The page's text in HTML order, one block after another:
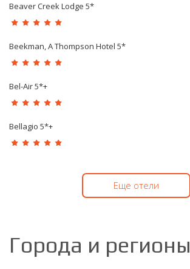
Beaver Creek Lodge 5*
Beekman, A Thompson Hotel 5*
Bel-Air 5*+
Bellagio 5*+
Еще отели
Города и регионы